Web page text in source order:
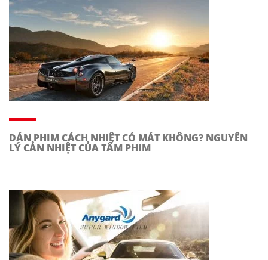
DÁN PHIM CÁCH NHIỆT CÓ MÁT KHÔNG? NGUYÊN
LÝ CẢN NHIỆT CỦA TẤM PHIM